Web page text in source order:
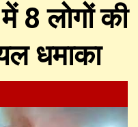
8 लोगों की
धमाका